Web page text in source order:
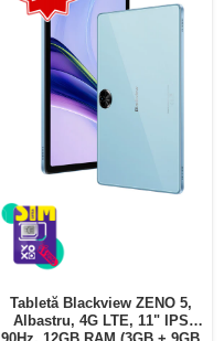
Tabletă Blackview ZENO 5,
Albastru, 4G LTE, 11" IPS